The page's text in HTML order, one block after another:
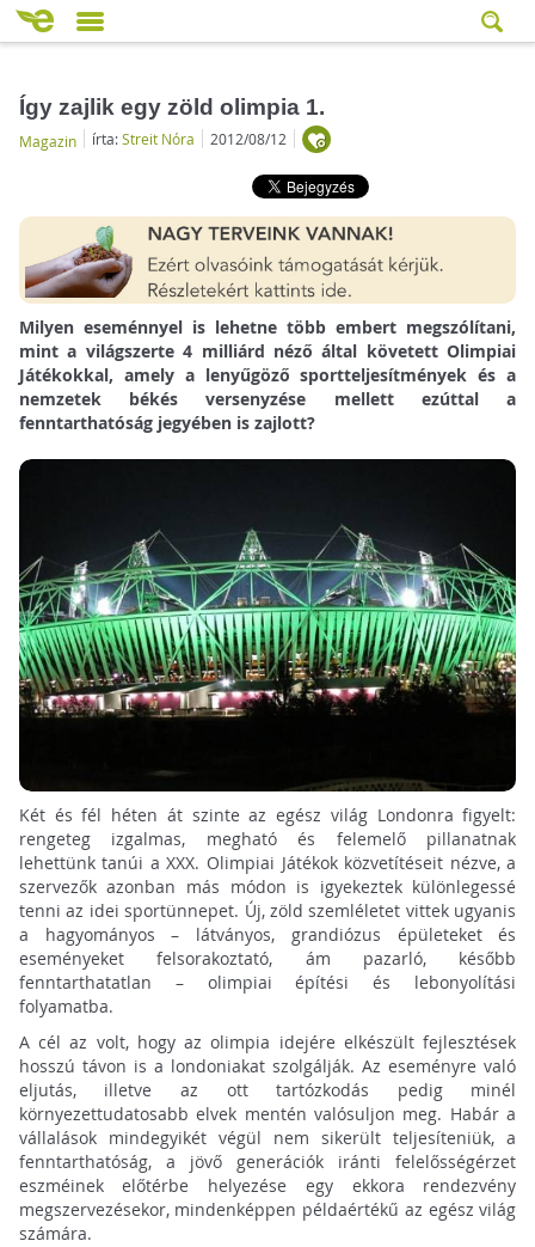
Így zajlik egy zöld olimpia 1.
Magazin írta:Streit Nóra 2012/08/12
Milyen eseménnyel is lehetne több embert megszólítani,
mint a világszerte 4 milliárd néző által követett Olimpiai
Játékokkal, amely a lenyűgöző sportteljesítmények és a
nemzetek békés versenyzése mellett ezúttal a
fenntarthatóság jegyében is zajlott?
Két és fél héten át szinte az egész világ Londonra figyelt:
rengeteg izgalmas, megható és felemelő pillanatnak
lehettünk tanúi a XXX. Olimpiai Játékok közvetítéseit nézve, a
szervezők azonban más módon is igyekeztek különlegessé
tenni az idei sportünnepet. Új, zöld szemléletet vittek ugyanis
a hagyományos – látványos, grandiózus épületeket és
eseményeket felsorakoztató, ám pazarló, később
fenntarthatatlan – olimpiai építési és lebonyolítási
folyamatba.
A cél az volt, hogy az olimpia idejére elkészült fejlesztések
hosszú távon is a londoniakat szolgálják. Az eseményre való
eljutás, illetve az ott tartózkodás pedig minél
környezettudatosabb elvek mentén valósuljon meg. Habár a
vállalások mindegyikét végül nem sikerült teljesíteniük, a
fenntarthatóság, a jövő generációk iránti felelősségérzet
eszméinek előtérbe helyezése egy ekkora rendezvény
megszervezésekor, mindenképpen példaértékű az egész világ
számára.